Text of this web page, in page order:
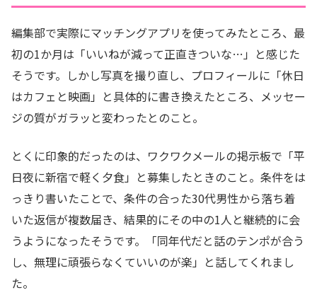
編集部で実際にマッチングアプリを使ってみたところ、最
初の1か月は「いいねが減って正直きついな…」と感じた
そうです。しかし写真を撮り直し、プロフィールに「休日
はカフェと映画」と具体的に書き換えたところ、メッセー
ジの質がガラッと変わったとのこと。
とくに印象的だったのは、ワクワクメールの掲示板で「平
日夜に新宿で軽く夕食」と募集したときのこと。条件をは
っきり書いたことで、条件の合った30代男性から落ち着
いた返信が複数届き、結果的にその中の1人と継続的に会
うようになったそうです。「同年代だと話のテンポが合う
し、無理に頑張らなくていいのが楽」と話してくれまし
た。